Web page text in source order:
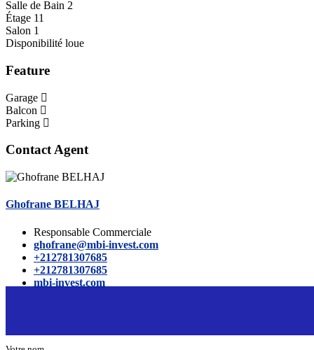
Salle de Bain 2
Étage 11
Salon 1
Disponibilité loue
Feature
Garage
Balcon
Parking
Contact Agent
Ghofrane BELHAJ
Responsable Commerciale
ghofrane@mbi-invest.com
+212781307685
+212781307685
mbi-invest.com